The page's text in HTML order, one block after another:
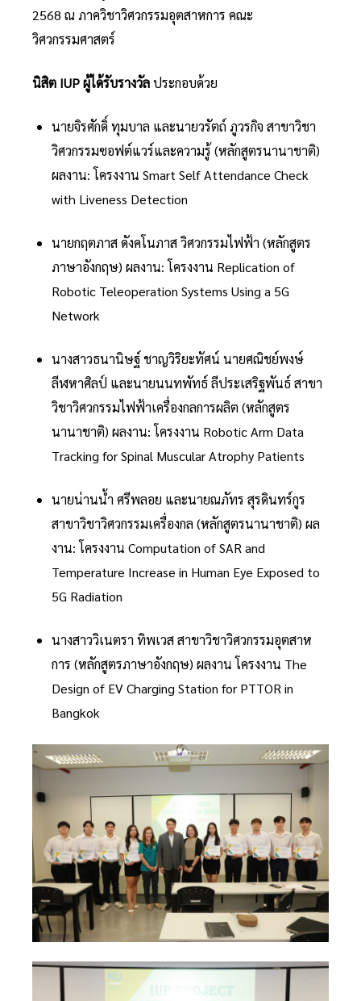
2568 ณ ภาควิชาวิศวกรรมอุตสาหการ คณะ
วิศวกรรมศาสตร์
นิสิต IUP ผู้ได้รับรางวัลประกอบด้วย
นายจิรศักดิ์ ทุมบาล และนายวรัตถ์ ภูวรกิจ สาขาวิชา
วิศวกรรมซอฟต์แวร์และความรู้ (หลักสูตรนานาชาติ)
ผลงาน: โครงงาน Smart Self Attendance Check
with Liveness Detection
นายกฤตภาส ดังคโนภาส วิศวกรรมไฟฟ้า (หลักสูตร
ภาษาอังกฤษ) ผลงาน: โครงงาน Replication of
Robotic Teleoperation Systems Using a 5G
Network
นางสาวธนานิษฐ์ ชาญวิริยะทัศน์ นายศณิชย์พงษ์
ลีฬหาศิลป์ และนายนนทพัทธ์ ลีประเสริฐพันธ์ สาขา
วิชาวิศวกรรมไฟฟ้าเครื่องกลการผลิต (หลักสูตร
นานาชาติ) ผลงาน: โครงงาน Robotic Arm Data
Tracking for Spinal Muscular Atrophy Patients
นายน่านน้ำ ศรีพลอย และนายณภัทร สุรดินทร์กูร
สาขาวิชาวิศวกรรมเครื่องกล (หลักสูตรนานาชาติ) ผล
งาน: โครงงาน Computation of SAR and
Temperature Increase in Human Eye Exposed to
5G Radiation
นางสาววิเนตรา ทิพเวส สาขาวิชาวิศวกรรมอุตสาห
การ (หลักสูตรภาษาอังกฤษ) ผลงาน โครงงาน The
Design of EV Charging Station for PTTOR in
Bangkok